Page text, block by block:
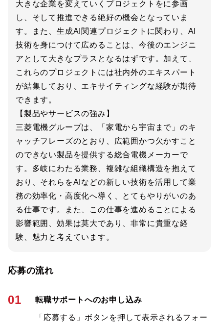
大きな企業を変えていくプロジェクトをに参画
し、そして推進できる絶好の機会となっていま
す。また、生成AI関連プロジェクトに関わり、AI
技術を身につけて広めることは、今後のエンジニ
アとして大きなプラスとなるはずです。加えて、
これらのプロジェクトには社内外のエキスパート
が結集しており、エキサイティングな経験が期待
できます。
【製品やサービスの強み】
三菱電機グループは、「家電から宇宙まで」のキ
ャッチフレーズのとおり、広範囲かつ欠かすこと
のできない製品を提供する総合電機メーカーで
す。多岐にわたる業務、複雑な組織構造を抱えて
おり、それらをAIなどの新しい技術を活用して業
務の効率化・高度化へ導く、とてもやりがいのあ
る仕事です。また、この仕事を進めることによる
影響範囲、効果は莫大であり、非常に貴重な経
験、魅力と考えています。
応募の流れ
01 転職サポートへのお申し込み
「応募する」ボタンを押して表示されるフォー